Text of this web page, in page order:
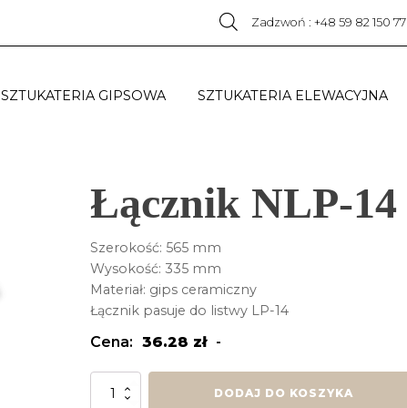
Zadzwoń : +48 59 82 150 77
SZTUKATERIA GIPSOWA SZTUKATERIA ELEWACYJNA
Łącznik NLP-14
Szerokość: 565 mm
Wysokość: 335 mm
Materiał: gips ceramiczny
Łącznik pasuje do listwy LP-14
Cena: 36.28 zł -
ilość
DODAJ DO KOSZYKA